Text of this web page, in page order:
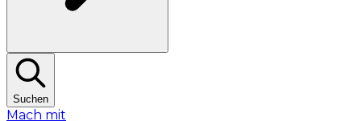
Suchen
Mach mit